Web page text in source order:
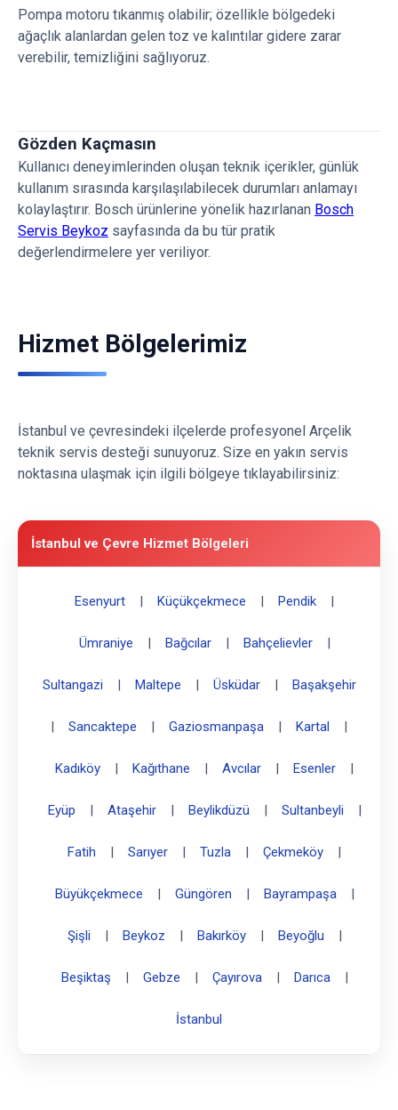
Pompa motoru tıkanmış olabilir; özellikle bölgedeki
ağaçlık alanlardan gelen toz ve kalıntılar gidere zarar
verebilir, temizliğini sağlıyoruz.
Gözden Kaçmasın
Kullanıcı deneyimlerinden oluşan teknik içerikler, günlük
kullanım sırasında karşılaşılabilecek durumları anlamayı
kolaylaştırır. Bosch ürünlerine yönelik hazırlanan Bosch
Servis Beykoz sayfasında da bu tür pratik
değerlendirmelere yer veriliyor.
Hizmet Bölgelerimiz
İstanbul ve çevresindeki ilçelerde profesyonel Arçelik
teknik servis desteği sunuyoruz. Size en yakın servis
noktasına ulaşmak için ilgili bölgeye tıklayabilirsiniz:
İstanbul ve Çevre Hizmet Bölgeleri
Esenyurt | Küçükçekmece | Pendik |
Ümraniye | Bağcılar | Bahçelievler |
Sultangazi | Maltepe | Üsküdar | Başakşehir
| Sancaktepe | Gaziosmanpaşa | Kartal |
Kadıköy | Kağıthane | Avcılar | Esenler |
Eyüp | Ataşehir | Beylikdüzü | Sultanbeyli |
Fatih | Sarıyer | Tuzla | Çekmeköy |
Büyükçekmece | Güngören | Bayrampaşa |
Şişli | Beykoz | Bakırköy | Beyoğlu |
Beşiktaş | Gebze | Çayırova | Darıca |
İstanbul